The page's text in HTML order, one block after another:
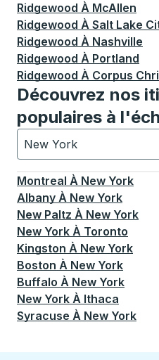
Ridgewood À McAllen
Ridgewood À Salt Lake
Ridgewood À Nashville
Ridgewood À Portland
Ridgewood À Corpus
Découvrez nos
populaires à
New York
Actuellement
Montreal À New York
Albany À New York
New Paltz À New York
New York À Toronto
Kingston À New York
Boston À New York
Buffalo À New York
New York À Ithaca
Syracuse À New York